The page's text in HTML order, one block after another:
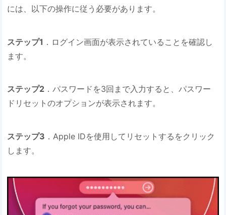
には、以下の操作に従う必要があります。
ステップ1 ．ログイン画面が表示されていることを確認し
ます。
ステップ2 ．パスワードを3回まで入力すると、パスワー
ドリセットのオプションが表示されます。
ステップ3 ．Apple IDを使用してリセットするをクリック
します。